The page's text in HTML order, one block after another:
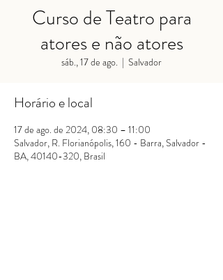
Curso de Teatro para
atores e não atores
sáb., 17 de ago.
  |
Salvador
Horário e local
17 de ago. de 2024, 08:30 – 11:00
Salvador, R. Florianópolis, 160 - Barra, Salvador -
BA, 40140-320, Brasil